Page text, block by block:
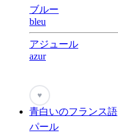
ブルー
bleu
アジュール
azur
♥
青白いのフランス語
パール